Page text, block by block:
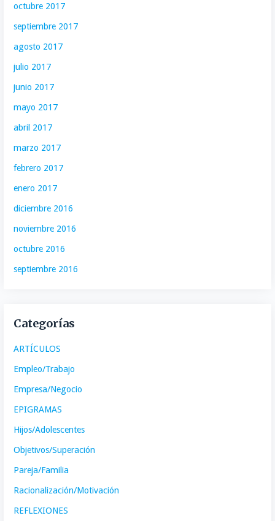
octubre 2017
septiembre 2017
agosto 2017
julio 2017
junio 2017
mayo 2017
abril 2017
marzo 2017
febrero 2017
enero 2017
diciembre 2016
noviembre 2016
octubre 2016
septiembre 2016
Categorías
ARTÍCULOS
Empleo/Trabajo
Empresa/Negocio
EPIGRAMAS
Hijos/Adolescentes
Objetivos/Superación
Pareja/Familia
Racionalización/Motivación
REFLEXIONES